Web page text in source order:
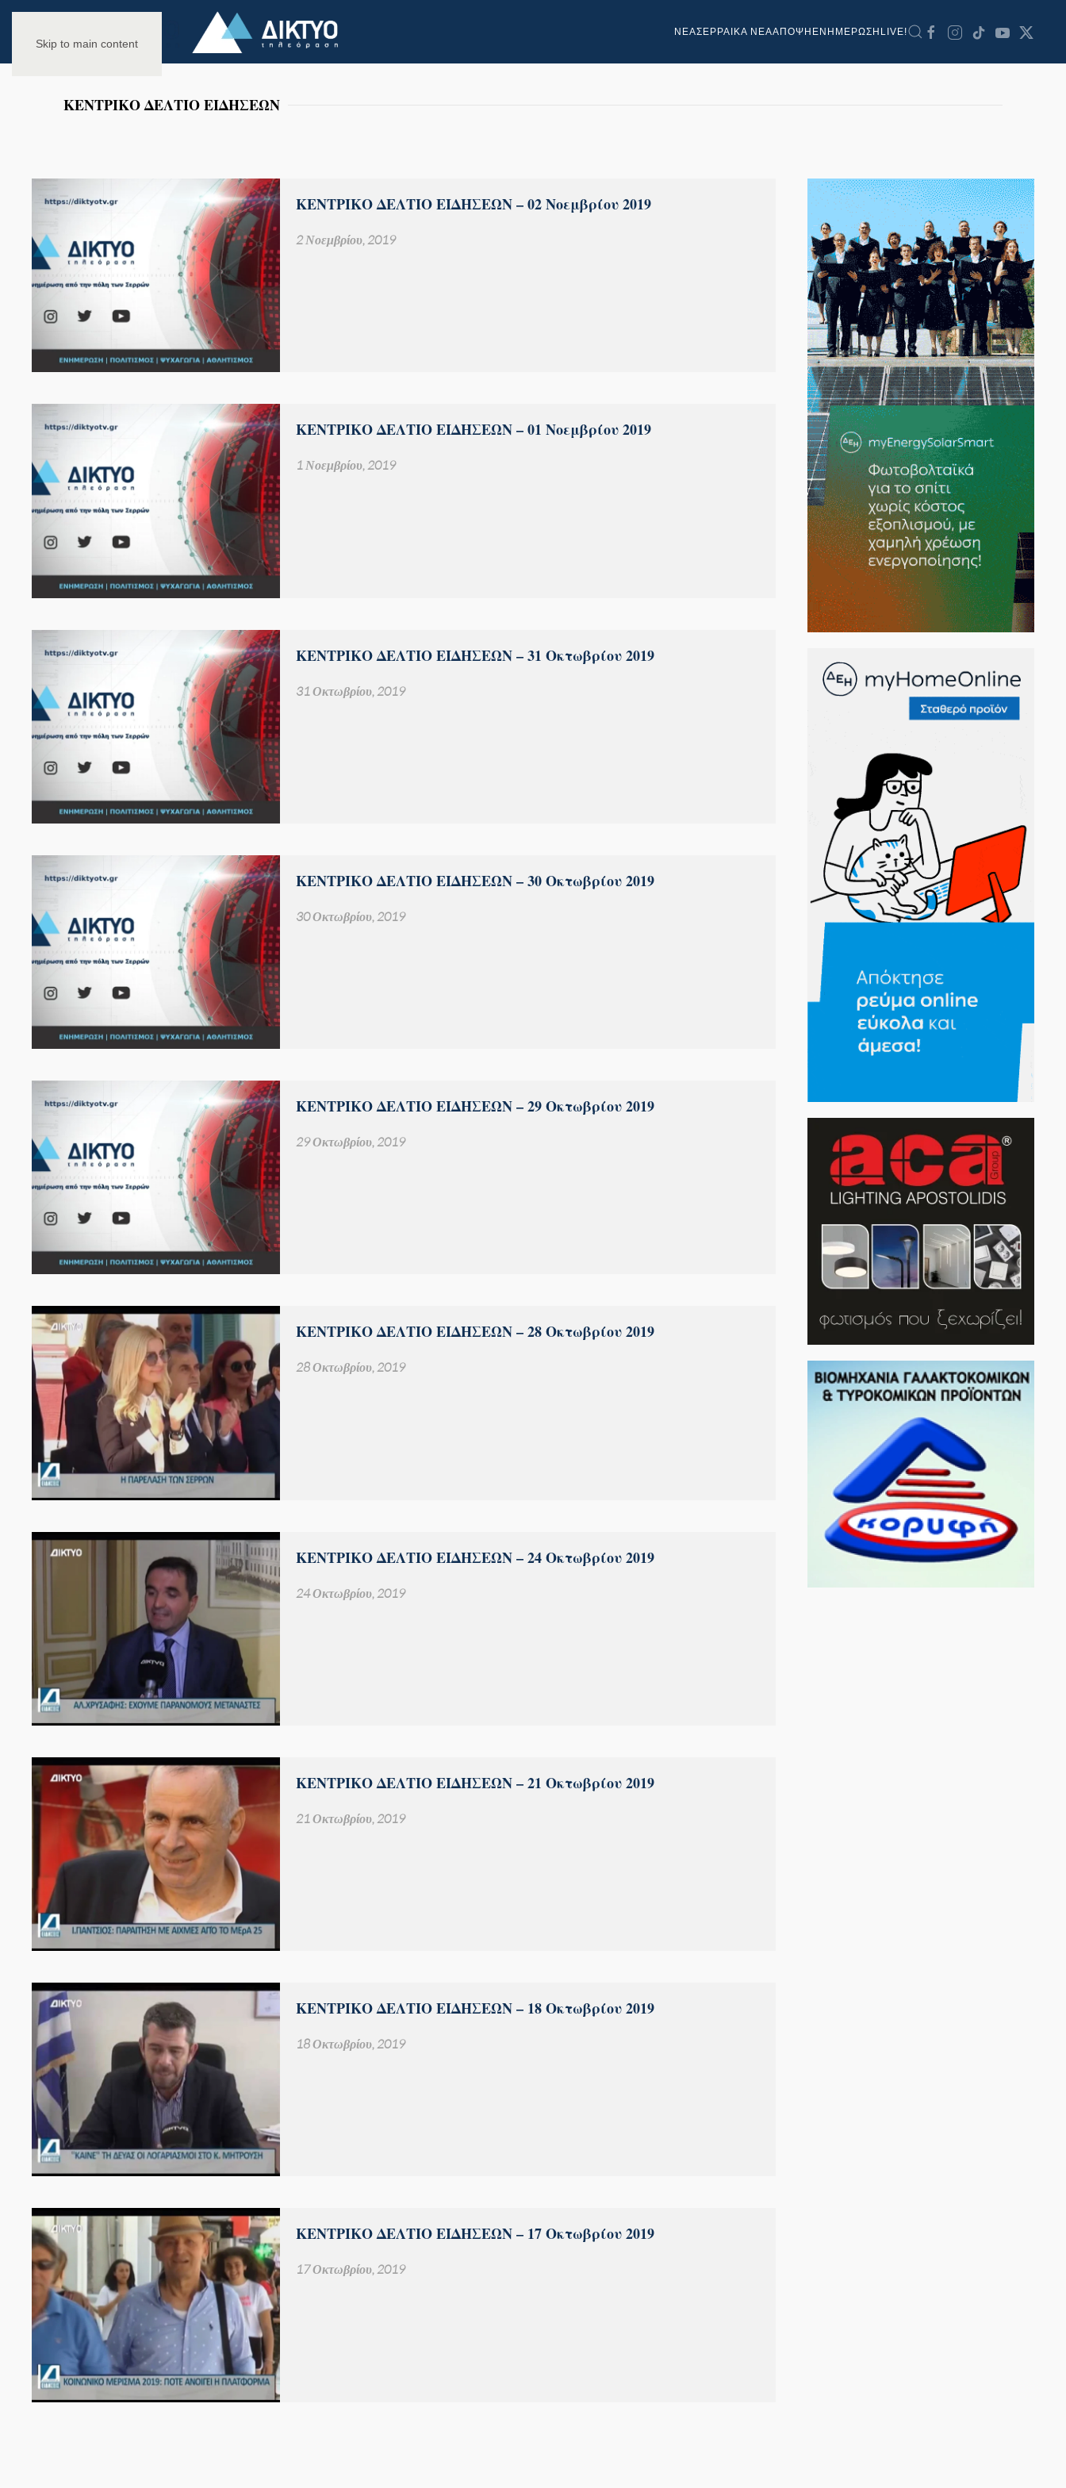
Skip to main content
NEAΣΕΡΡΑΙΚΑ ΝΕΑΑΠΟΨΗ ΕΝΗΜΕΡΩΣΗ LIVE!
ΚΕΝΤΡΙΚΟ ΔΕΛΤΙΟ ΕΙΔΗΣΕΩΝ
ΚΕΝΤΡΙΚΟ ΔΕΛΤΙΟ ΕΙΔΗΣΕΩΝ – 02 Νοεμβρίου 2019
2 Νοεμβρίου, 2019
ΚΕΝΤΡΙΚΟ ΔΕΛΤΙΟ ΕΙΔΗΣΕΩΝ – 01 Νοεμβρίου 2019
1 Νοεμβρίου, 2019
ΚΕΝΤΡΙΚΟ ΔΕΛΤΙΟ ΕΙΔΗΣΕΩΝ – 31 Οκτωβρίου 2019
31 Οκτωβρίου, 2019
ΚΕΝΤΡΙΚΟ ΔΕΛΤΙΟ ΕΙΔΗΣΕΩΝ – 30 Οκτωβρίου 2019
30 Οκτωβρίου, 2019
ΚΕΝΤΡΙΚΟ ΔΕΛΤΙΟ ΕΙΔΗΣΕΩΝ – 29 Οκτωβρίου 2019
29 Οκτωβρίου, 2019
ΚΕΝΤΡΙΚΟ ΔΕΛΤΙΟ ΕΙΔΗΣΕΩΝ – 28 Οκτωβρίου 2019
28 Οκτωβρίου, 2019
ΚΕΝΤΡΙΚΟ ΔΕΛΤΙΟ ΕΙΔΗΣΕΩΝ – 24 Οκτωβρίου 2019
24 Οκτωβρίου, 2019
ΚΕΝΤΡΙΚΟ ΔΕΛΤΙΟ ΕΙΔΗΣΕΩΝ – 21 Οκτωβρίου 2019
21 Οκτωβρίου, 2019
ΚΕΝΤΡΙΚΟ ΔΕΛΤΙΟ ΕΙΔΗΣΕΩΝ – 18 Οκτωβρίου 2019
18 Οκτωβρίου, 2019
ΚΕΝΤΡΙΚΟ ΔΕΛΤΙΟ ΕΙΔΗΣΕΩΝ – 17 Οκτωβρίου 2019
17 Οκτωβρίου, 2019